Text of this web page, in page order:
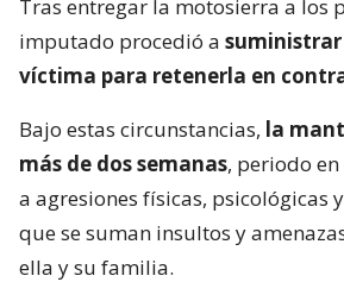
Tras entregar la motosierra a los
imputado procedió a
víctima para retenerla en
Bajo estas circunstancias, la
más de dos semanas, periodo
a agresiones físicas, psicológicas
que se suman insultos y
ella y su familia.